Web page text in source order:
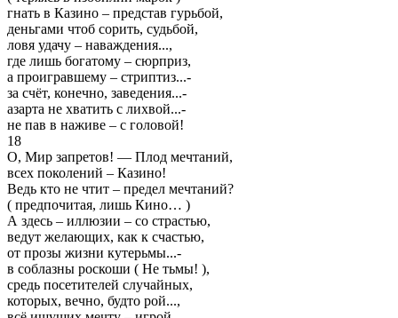
гнать в Казино – представ гурьбой,
деньгами чтоб сорить, судьбой,
ловя удачу – наваждения...,
где лишь богатому – сюрприз,
а проигравшему – стриптиз...-
за счёт, конечно, заведения...-
азарта не хватить с лихвой...-
не пав в наживе – с головой!
18
О, Мир запретов! — Плод мечтаний,
всех поколений – Казино!
Ведь кто не чтит – предел мечтаний?
( предпочитая, лишь Кино… )
А здесь – иллюзии – со страстью,
ведут желающих, как к счастью,
от прозы жизни кутерьмы...-
в соблазны роскоши ( Не тьмы! ),
средь посетителей случайных,
которых, вечно, будто рой...,